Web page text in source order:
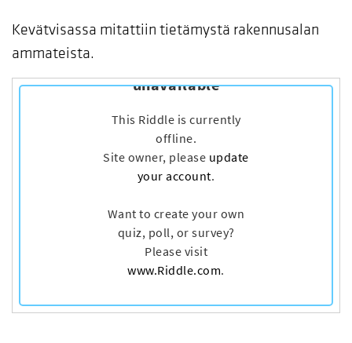
Kevätvisassa mitattiin tietämystä rakennusalan
ammateista.